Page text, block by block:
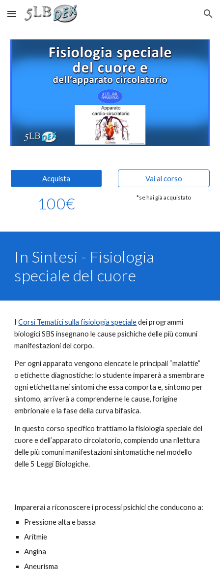
Skip to main content Skip to navigation
Acquista
100€
Vai al corso
*se hai già acquistato
In Sintesi - Fisiologia
speciale del cuore
ICorsi Tematici sulla fisiologia specialedei programmi
biologici SBS insegnano le cause psichiche delle più comuni
manifestazioni del corpo.
Per ogni apparato vengono elencate le principali “malattie”
o etichette diagnostiche: lo studente imparerà a smembrare
ogni etichetta nei sintomi che essa comporta e, sintomo per
sintomo, arriverà a comprenderne le cause, l’origine
embrionale e la fase della curva bifasica.
In questo corso specifico trattiamo la fisiologia speciale del
cuore e dell’apparato circolatorio, compiendo una rilettura
delle più comuni manifestazioni sintomatiche nel modello
delle 5 Leggi Biologiche.
Imparerai a riconoscere i processi psichici che conducono a:
Pressione alta e bassa
Aritmie
Angina
Aneurisma